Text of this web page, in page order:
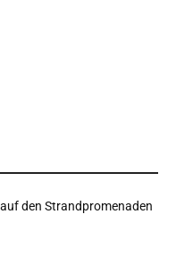
den Strandpromenaden